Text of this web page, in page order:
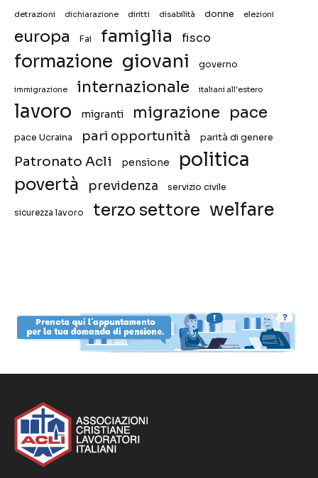
detrazioni dichiarazione diritti disabilità donne elezioni
europa Fai famiglia fisco
formazione giovani governo
immigrazione internazionale italiani all'estero
lavoro migranti migrazione pace
pace Ucraina pari opportunità parità di genere
Patronato Acli pensione politica
povertà previdenza servizio civile
sicurezza lavoro terzo settore welfare